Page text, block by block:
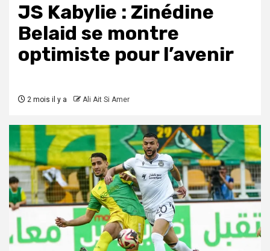
JS Kabylie : Zinédine
Belaid se montre
optimiste pour l’avenir
2 mois il y a Ali Ait Si Amer